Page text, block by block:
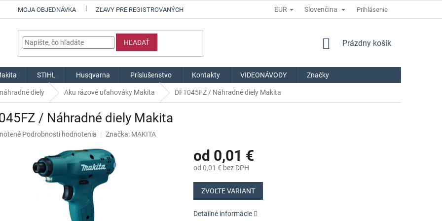
MOJA OBJEDNÁVKA ZĽAVY PRE REGISTROVANÝCH EUR Slovenčina Prihlásenie
HĽADAŤ
NÁKUPNÝ
Prázdny košík
STIHL Husqvarna Príslušenstvo Kontakty VIDEONÁVODY Značky
diely Aku rázové uťahováky Makita DFT045FZ / Náhradné diely Makita
/ Náhradné diely Makita
Podrobnosti hodnotenia Značka: MAKITA
od 0,01 €
od 0,01 € bez DPH
Jednotková
cena:
ZVOĽTE VARIANT
Detailné informácie